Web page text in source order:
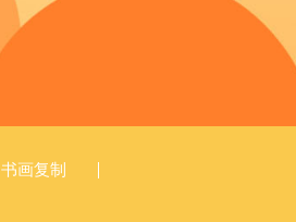
书画复制